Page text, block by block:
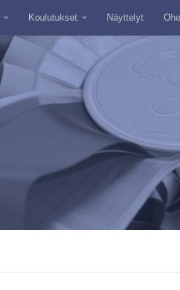
Koulutukset Näyttelyt